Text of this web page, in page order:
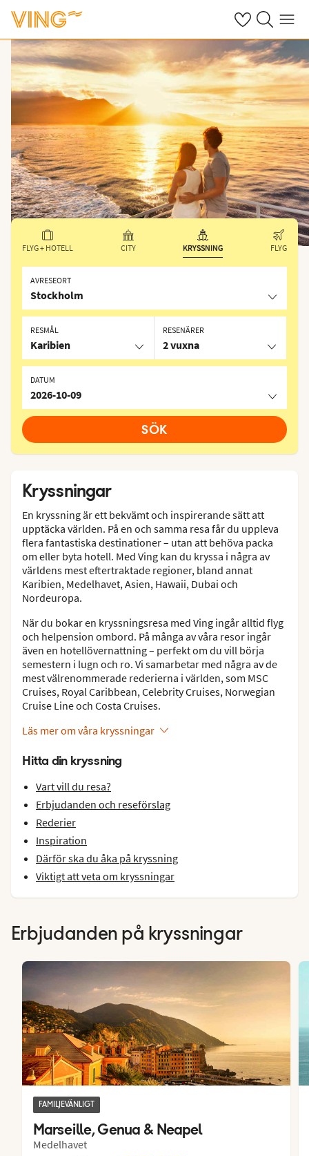
Se dinaSök på ving.se
Meny
FLYG + HOTELL CITY KRYSSNING FLYG
AVRESEORT
Stockholm
RESMÅL
Karibien
DATUM
2026-10-09
RESENÄRER
2 vuxna
SÖK
Kryssningar
En kryssning är ett bekvämt och inspirerande sätt att
upptäcka världen. På en och samma resa får du uppleva
flera fantastiska destinationer – utan att behöva packa
om eller byta hotell. Med Ving kan du kryssa i några av
världens mest eftertraktade regioner, bland annat
Karibien, Medelhavet, Asien, Hawaii, Dubai och
Nordeuropa.
När du bokar en kryssningsresa med Ving ingår alltid flyg
och helpension ombord. På många av våra resor ingår
även en hotellövernattning – perfekt om du vill börja
semestern i lugn och ro. Vi samarbetar med några av de
mest välrenommerade rederierna i världen, som MSC
Cruises, Royal Caribbean, Celebrity Cruises, Norwegian
Cruise Line och Costa Cruises.
Läs mer om våra kryssningar
Hitta din kryssning
Vart vill du resa?
Erbjudanden och reseförslag
Rederier
Inspiration
Därför ska du åka på kryssning
Viktigt att veta om kryssningar
Erbjudanden på kryssningar
FAMILJEVÄNLIGT
Marseille, Genua & Neapel
Medelhavet